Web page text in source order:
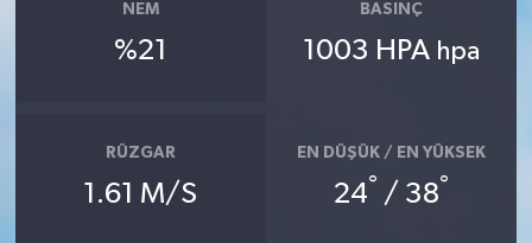
NEM
%21
BASINÇ
1003 HPA hpa
RÜZGAR
1.61 M/S
EN DÜŞÜK / EN YÜKSEK
24° / 38°
Sağlık
Sokak Hayvanlarını Sahiplendirme